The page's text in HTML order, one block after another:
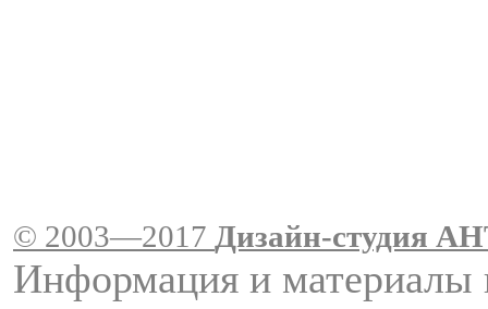
© 2003—2017 Дизайн-студия
Информация и материалы